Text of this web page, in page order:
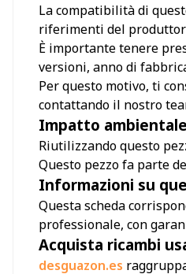
La compatibilità di
riferimenti del
È importante tenere
versioni, anno di
Per questo motivo, ti
contattando il nostro
Impatto
Riutilizzando questo
Questo pezzo fa parte
Informazioni su
Questa scheda
professionale, con
Acquista ricambi
desguazon.es